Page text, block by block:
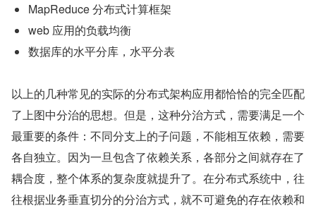
MapReduce 分布式计算框架
web 应用的负载均衡
数据库的水平分库，水平分表
以上的几种常见的实际的分布式架构应用都恰恰的完全匹配
了上图中分治的思想。但是，这种分治方式，需要满足一个
最重要的条件：不同分支上的子问题，不能相互依赖，需要
各自独立。因为一旦包含了依赖关系，各部分之间就存在了
耦合度，整个体系的复杂度就提升了。在分布式系统中，往
往根据业务垂直切分的分治方式，就不可避免的存在依赖和